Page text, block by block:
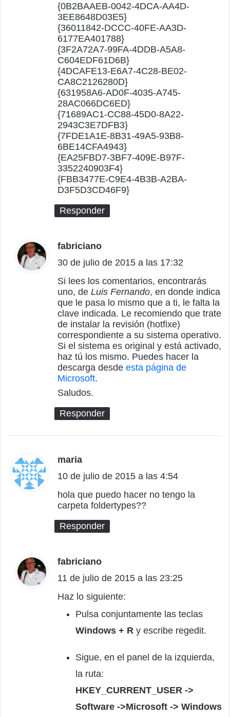
{0B2BAAEB-0042-4DCA-AA4D-
3EE8648D03E5}
{36011842-DCCC-40FE-AA3D-
6177EA401788}
{3F2A72A7-99FA-4DDB-A5A8-
C604EDF61D6B}
{4DCAFE13-E6A7-4C28-BE02-
CA8C2126280D}
{631958A6-AD0F-4035-A745-
28AC066DC6ED}
{71689AC1-CC88-45D0-8A22-
2943C3E7DFB3}
{7FDE1A1E-8B31-49A5-93B8-
6BE14CFA4943}
{EA25FBD7-3BF7-409E-B97F-
3352240903F4}
{FBB3477E-C9E4-4B3B-A2BA-
D3F5D3CD46F9}
Responder
fabriciano
i
c
e
:
30 de julio de 2015 a las 17:32
Si lees los comentarios, encontrarás
uno, de Luis Fernando, en donde indica
que le pasa lo mismo que a ti, le falta la
clave indicada. Le recomiendo que trate
de instalar la revisión (hotfixe)
correspondiente a su sistema operativo.
Si el sistema es original y está activado,
haz tú los mismo. Puedes hacer la
descarga desde esta página de
Microsoft.
Saludos.
Responder
maria
i
c
e
:
10 de julio de 2015 a las 4:54
hola que puedo hacer no tengo la
carpeta foldertypes??
Responder
fabriciano
i
c
e
:
11 de julio de 2015 a las 23:25
Haz lo siguiente:
Pulsa conjuntamente las teclas
Windows + R y escribe regedit.
Sigue, en el panel de la izquierda,
la ruta:
HKEY_CURRENT_USER ->
Software ->Microsoft -> Windows